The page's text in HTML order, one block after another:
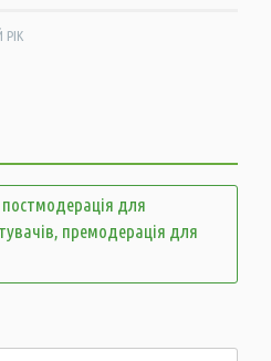
для
премодерація для